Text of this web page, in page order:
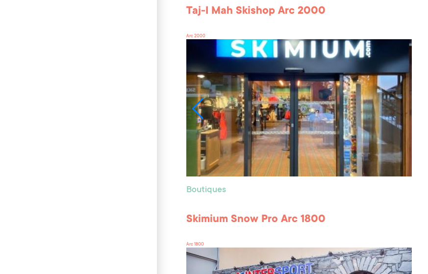
Taj-I Mah Skishop Arc 2000
Arc 2000
Boutiques
Skimium Snow Pro Arc 1800
Arc 1800